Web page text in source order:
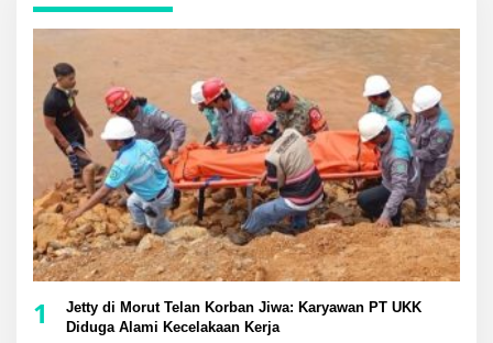
1
Jetty di Morut Telan Korban Jiwa: Karyawan PT UKK
Diduga Alami Kecelakaan Kerja